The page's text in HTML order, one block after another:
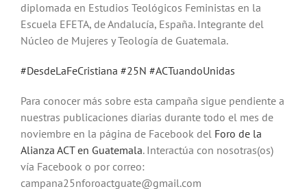
diplomada en Estudios Teológicos Feministas en la
Escuela EFETA, de Andalucía, España. Integrante del
Núcleo de Mujeres y Teología de Guatemala.
#DesdeLaFeCristiana #25N #ACTuandoUnidas
Para conocer más sobre esta campaña sigue pendiente a
nuestras publicaciones diarias durante todo el mes de
noviembre en la página de Facebook del Foro de la
Alianza ACT en Guatemala. Interactúa con nosotras(os)
vía Facebook o por correo:
campana25nforoactguate@gmail.com